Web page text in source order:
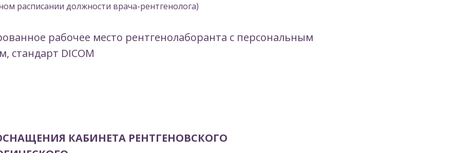
расписании должности врача-рентгенолога)
рабочее место рентгенолаборанта с персональным
стандарт DICOM
КАБИНЕТА РЕНТГЕНОВСКОГО